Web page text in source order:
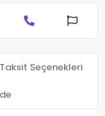
Taksit Seçenekleri